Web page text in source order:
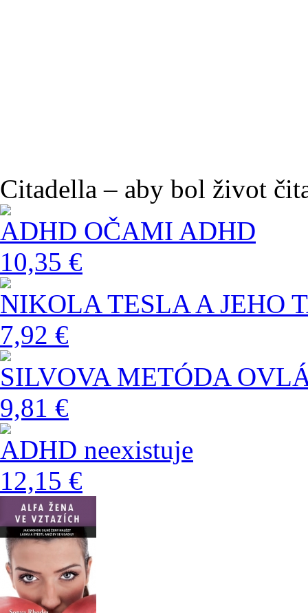
Citadella – aby bol život
ADHD OČAMI ADHD
10,35 €
NIKOLA TESLA A JEHO
7,92 €
SILVOVA METÓDA
9,81 €
ADHD neexistuje
12,15 €